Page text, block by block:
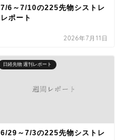
7/6～7/10の225先物シストレ
レポート
2026年7月11日
日経先物 週刊レポート
6/29～7/3の225先物シストレ